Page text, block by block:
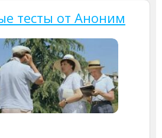
тесты от Аноним